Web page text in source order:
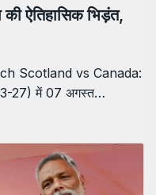
ऐतिहासिक भिड़ंत,
Scotland vs Canada:
27) में 07 अगस्त…